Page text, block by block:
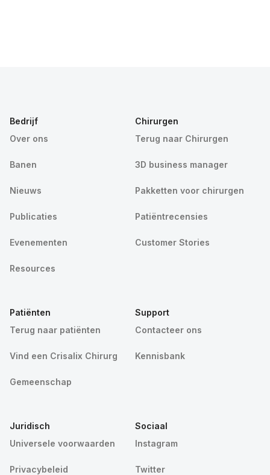
Bedrijf
Over ons
Banen
Nieuws
Publicaties
Evenementen
Resources
Chirurgen
Terug naar Chirurgen
3D business manager
Pakketten voor chirurgen
Patiëntrecensies
Customer Stories
Patiënten
Terug naar patiënten
Vind een Crisalix Chirurg
Gemeenschap
Support
Contacteer ons
Kennisbank
Juridisch
Universele voorwaarden
Privacybeleid
Sociaal
Instagram
Twitter